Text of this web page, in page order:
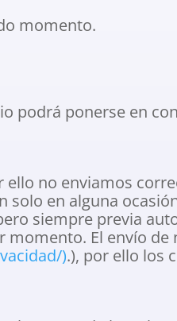
momento.
podrá ponerse en
ello no enviamos
solo en alguna
siempre previa
momento. El envío de
).), por ello los